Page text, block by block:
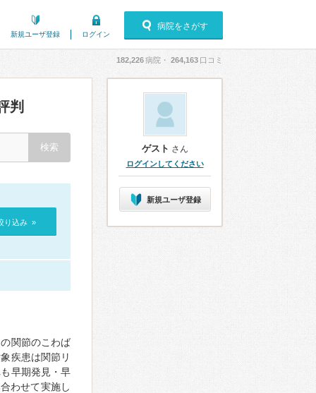
新規ユーザ登録 ログイン
病院をさがす
182,226病院・ 264,163 口コミ
判
り込み »
関節のこわば
疾患は関節リ
早期発見・早
わせて実施し
ゲスト さん
ログインしてください
新規ユーザ登録